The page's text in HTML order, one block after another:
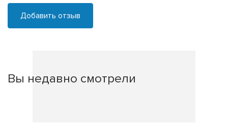
Добавить отзыв
Вы недавно смотрели